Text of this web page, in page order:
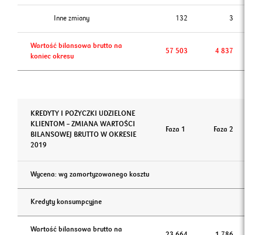
Inne zmiany 132 3
Wartość bilansowa brutto na
koniec okresu
57 503 4 837
KREDYTY I POŻYCZKI UDZIELONE
KLIENTOM – ZMIANA WARTOŚCI
BILANSOWEJ BRUTTO W OKRESIE
2019
Faza 1 Faza 2
Wycena: wg zamortyzowanego kosztu
Kredyty konsumpcyjne
Wartość bilansowa brutto na